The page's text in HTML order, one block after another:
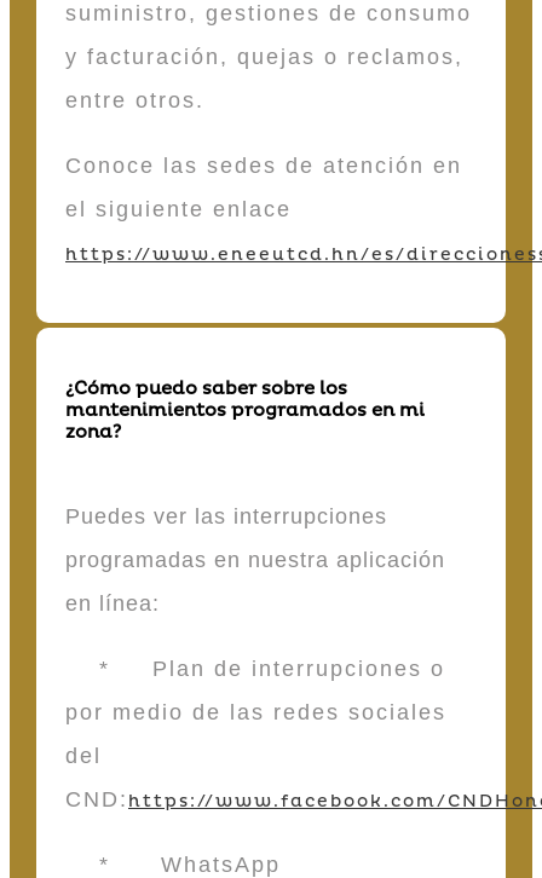
suministro, gestiones de consumo
y facturación, quejas o reclamos,
entre otros.
Conoce las sedes de atención en
el siguiente enlace
https://www.eneeutcd.hn/es/
¿Cómo puedo saber sobre los
mantenimientos programados en mi
zona?
Puedes ver las interrupciones
programadas en nuestra aplicación
en línea:
* Plan de interrupciones o
por medio de las redes sociales
del
CND: https://www.facebook.com/
* WhatsApp